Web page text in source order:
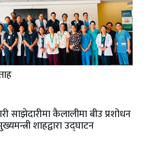
साझेदारीमा कैलालीमा बीउ प्रशोधन
शाहद्वारा उद्घाटन